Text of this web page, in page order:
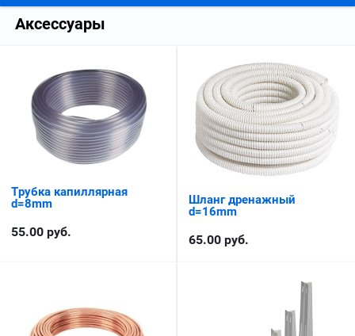
Аксессуары
Трубка капиллярная
d=8mm
55.00 руб.
Шланг дренажный
d=16mm
65.00 руб.